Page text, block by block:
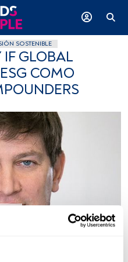
SOSTENIBLE
GLOBAL
COMO